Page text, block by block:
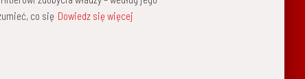
co się Dowiedz się więcej